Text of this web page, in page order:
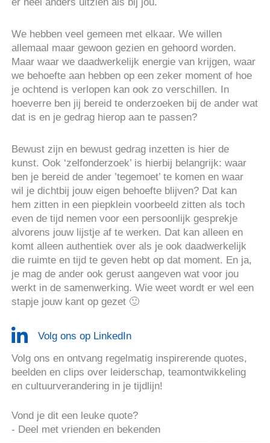
er heel anders uitzien als bij jou.
We hebben veel gemeen met elkaar. We willen
allemaal maar gewoon gezien en gehoord worden.
Maar waar we daadwerkelijk energie van krijgen, waar
we behoefte aan hebben op een zeker moment of hoe
je ochtend is verlopen kan ook zo verschillen. In
hoeverre ben jij bereid te onderzoeken bij de ander wat
dat is en je gedrag hierop aan te passen?
Bewust zijn en bewust gedrag inzetten is hier de
kunst. Ook ‘zelfonderzoek’ is hierbij belangrijk: waar
ben je bereid de ander ’tegemoet’ te komen en waar
wil je dichtbij jouw eigen behoefte blijven? Dat kan
hem zitten in een piepklein voorbeeld zitten als toch
even de tijd nemen voor een persoonlijk gesprekje
alvorens jouw lijstje af te werken. Dat kan alleen en
komt alleen authentiek over als je ook daadwerkelijk
die ruimte en tijd te geven hebt op dat moment. En ja,
je mag de ander ook gerust aangeven wat voor jou
werkt in de samenwerking. Wie weet wordt er wel een
stapje jouw kant op gezet 🙂
Volg ons op LinkedIn
Volg ons en ontvang regelmatig inspirerende quotes,
beelden en clips over leiderschap, teamontwikkeling
en cultuurverandering in je tijdlijn!
Vond je dit een leuke quote?
- Deel met vrienden en bekenden